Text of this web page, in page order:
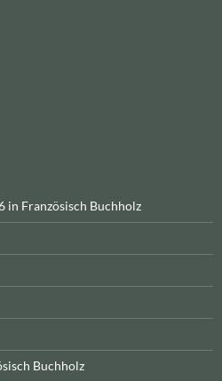
in Französisch Buchholz
Buchholz